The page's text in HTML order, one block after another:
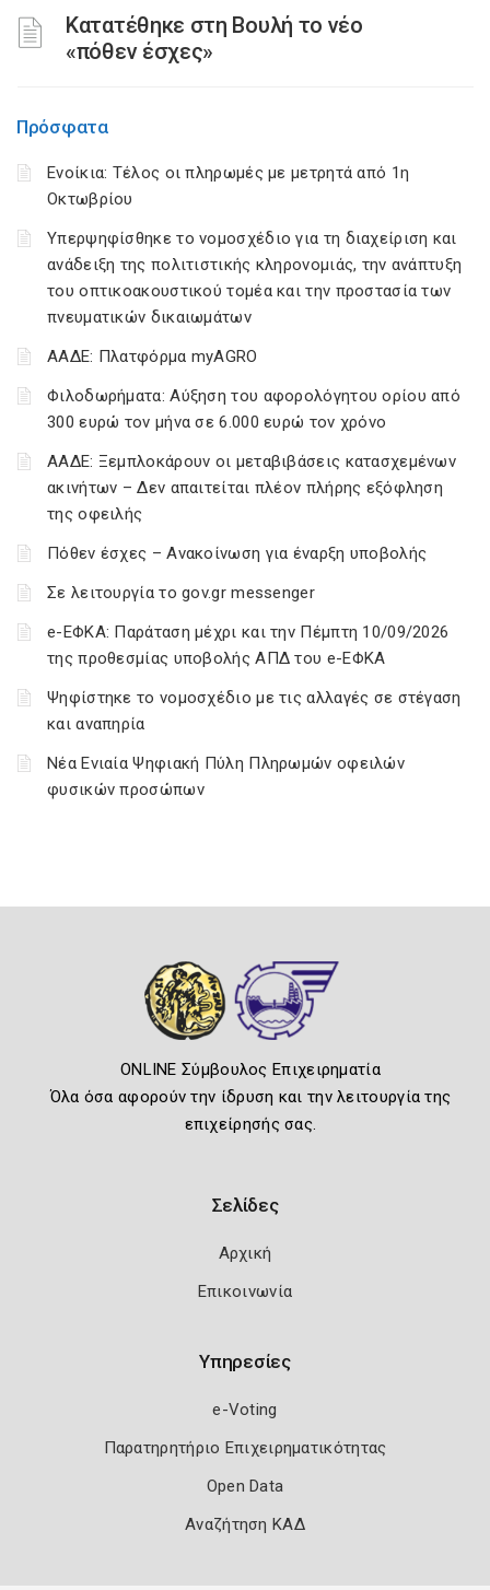
Κατατέθηκε στη Βουλή το νέο
«πόθεν έσχες»
Πρόσφατα
Ενοίκια: Τέλος οι πληρωμές με μετρητά από 1η
Οκτωβρίου
Υπερψηφίσθηκε το νομοσχέδιο για τη διαχείριση και
ανάδειξη της πολιτιστικής κληρονομιάς, την ανάπτυξη
του οπτικοακουστικού τομέα και την προστασία των
πνευματικών δικαιωμάτων
ΑΑΔΕ: Πλατφόρμα myAGRO
Φιλοδωρήματα: Αύξηση του αφορολόγητου ορίου από
300 ευρώ τον μήνα σε 6.000 ευρώ τον χρόνο
ΑΑΔΕ: Ξεμπλοκάρουν οι μεταβιβάσεις κατασχεμένων
ακινήτων – Δεν απαιτείται πλέον πλήρης εξόφληση
της οφειλής
Πόθεν έσχες – Ανακοίνωση για έναρξη υποβολής
Σε λειτουργία το gov.gr messenger
e-ΕΦΚΑ: Παράταση μέχρι και την Πέμπτη 10/09/2026
της προθεσμίας υποβολής ΑΠΔ του e-ΕΦΚΑ
Ψηφίστηκε το νομοσχέδιο με τις αλλαγές σε στέγαση
και αναπηρία
Νέα Ενιαία Ψηφιακή Πύλη Πληρωμών οφειλών
φυσικών προσώπων
ONLINE Σύμβουλος Επιχειρηματία
Όλα όσα αφορούν την ίδρυση και την λειτουργία της
επιχείρησής σας.
Σελίδες
Αρχική
Επικοινωνία
Υπηρεσίες
e-Voting
Παρατηρητήριο Επιχειρηματικότητας
Open Data
Αναζήτηση ΚΑΔ